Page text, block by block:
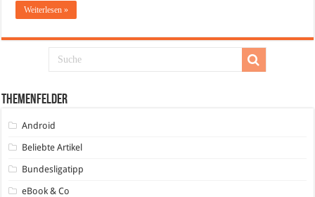
Weiterlesen »
Themenfelder
Android
Beliebte Artikel
Bundesligatipp
eBook & Co